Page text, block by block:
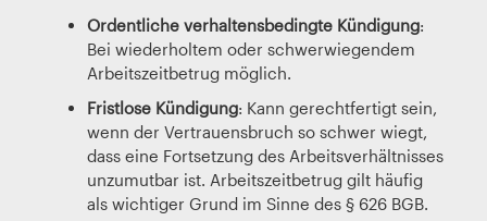
Ordentliche verhaltensbedingte Kündigung:
Bei wiederholtem oder schwerwiegendem
Arbeitszeitbetrug möglich.
Fristlose Kündigung: Kann gerechtfertigt sein,
wenn der Vertrauensbruch so schwer wiegt,
dass eine Fortsetzung des Arbeitsverhältnisses
unzumutbar ist. Arbeitszeitbetrug gilt häufig
als wichtiger Grund im Sinne des § 626 BGB.